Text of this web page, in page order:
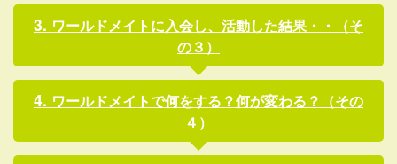
ワールドメイトに入会し、活動した結果・・（そ
の３）
ワールドメイトで何をする？何が変わる？（その
４）